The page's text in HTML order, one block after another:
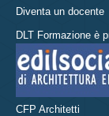
Diventa un docente
DLT Formazione è
CFP Architetti